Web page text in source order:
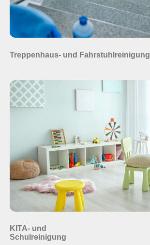
Treppenhaus- und Fahrstuhlreinigung
KITA- und
Schulreinigung